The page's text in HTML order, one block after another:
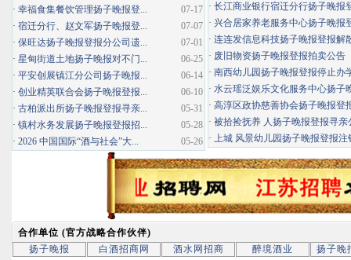
· 长江商业银行宿迁分行扬子晚报
· 兴合居家养老服务中心扬子晚报
· 连连发信息科技扬子晚报登报解
· 废旧物资扬子晚报登报拍卖公告
· 南西幼儿园扬子晚报登报停止办
· 水云瑶泛娱乐文化服务中心扬子
· 高淳区政协慈善协会扬子晚报登
· 被拾捡抚养 人扬子晚报登报寻亲
· 上城 风景幼儿园扬子晚报登报注
07-17
· 幸福食集餐饮管理扬子晚报登...
07-07
· 宿迁分行、赵文军扬子晚报登...
07-01
· 保旺达扬子晚报登报分公司遗...
06-25
· 星甸街道土地扬子晚报对不门...
06-14
· 平安创展镇江分公司扬子晚报...
06-10
· 创业精英联合会扬子晚报登报...
05-31
· 古柏派出所扬子晚报登报寻亲...
05-28
· 镇村水务发展扬子晚报登报招...
05-26
· 2026 中国国际“酒与社会”大...
合作单位 (官方战略合作伙伴)
扬子晚报
白酒招商网 酒水网招商 醉境酒业
扬子晚